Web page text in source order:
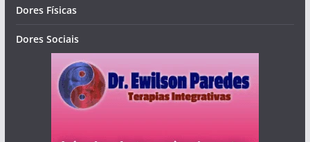
Dores Físicas
Dores Sociais